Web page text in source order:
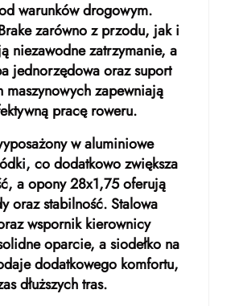
warunków drogowym.
zarówno z przodu, jak i
niezawodne zatrzymanie, a
jednorzędowa oraz suport
maszynowych zapewniają
pracę roweru.
w aluminiowe
co dodatkowo zwiększa
a opony 28x1,75 oferują
oraz stabilność. Stalowa
wspornik kierownicy
oparcie, a siodełko na
dodatkowego komfortu,
dłuższych tras.